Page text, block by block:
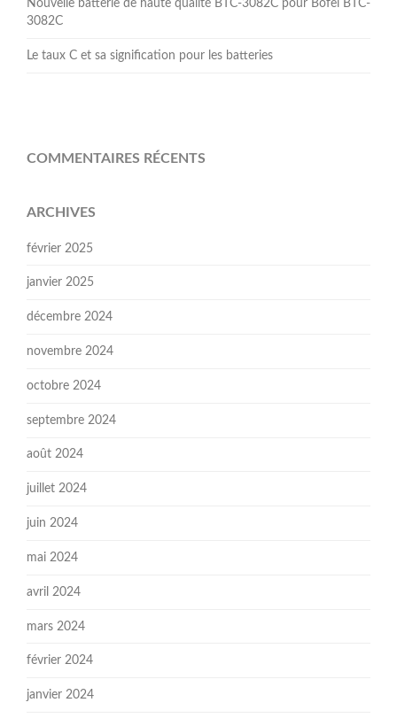
Nouvelle batterie de haute qualité BTC-3082C pour Bofei BTC-
3082C
Le taux C et sa signification pour les batteries
COMMENTAIRES RÉCENTS
ARCHIVES
février 2025
janvier 2025
décembre 2024
novembre 2024
octobre 2024
septembre 2024
août 2024
juillet 2024
juin 2024
mai 2024
avril 2024
mars 2024
février 2024
janvier 2024